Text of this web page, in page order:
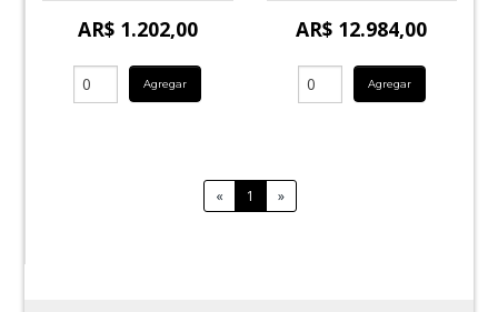
AR$ 1.202,00
Agregar
AR$ 12.984,00
Agregar
« 1 »